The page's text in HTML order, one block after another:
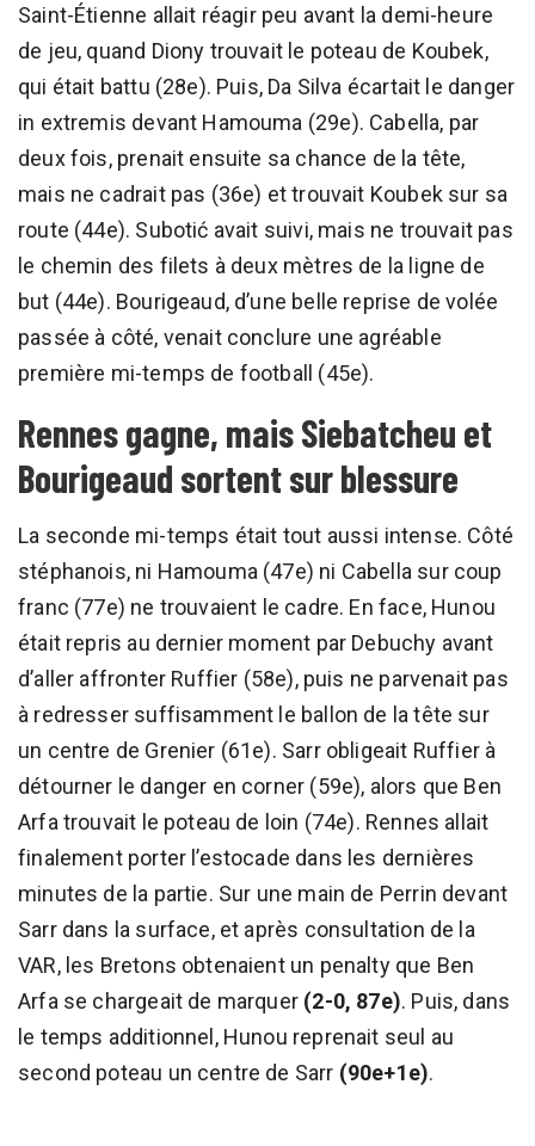
Saint-Étienne allait réagir peu avant la demi-heure
de jeu, quand Diony trouvait le poteau de Koubek,
qui était battu (28e). Puis, Da Silva écartait le danger
in extremis devant Hamouma (29e). Cabella, par
deux fois, prenait ensuite sa chance de la tête,
mais ne cadrait pas (36e) et trouvait Koubek sur sa
route (44e). Subotić avait suivi, mais ne trouvait pas
le chemin des filets à deux mètres de la ligne de
but (44e). Bourigeaud, d’une belle reprise de volée
passée à côté, venait conclure une agréable
première mi-temps de football (45e).
Rennes gagne, mais Siebatcheu et
Bourigeaud sortent sur blessure
La seconde mi-temps était tout aussi intense. Côté
stéphanois, ni Hamouma (47e) ni Cabella sur coup
franc (77e) ne trouvaient le cadre. En face, Hunou
était repris au dernier moment par Debuchy avant
d’aller affronter Ruffier (58e), puis ne parvenait pas
à redresser suffisamment le ballon de la tête sur
un centre de Grenier (61e). Sarr obligeait Ruffier à
détourner le danger en corner (59e), alors que Ben
Arfa trouvait le poteau de loin (74e). Rennes allait
finalement porter l’estocade dans les dernières
minutes de la partie. Sur une main de Perrin devant
Sarr dans la surface, et après consultation de la
VAR, les Bretons obtenaient un penalty que Ben
Arfa se chargeait de marquer (2-0, 87e). Puis, dans
le temps additionnel, Hunou reprenait seul au
second poteau un centre de Sarr (90e+1e).